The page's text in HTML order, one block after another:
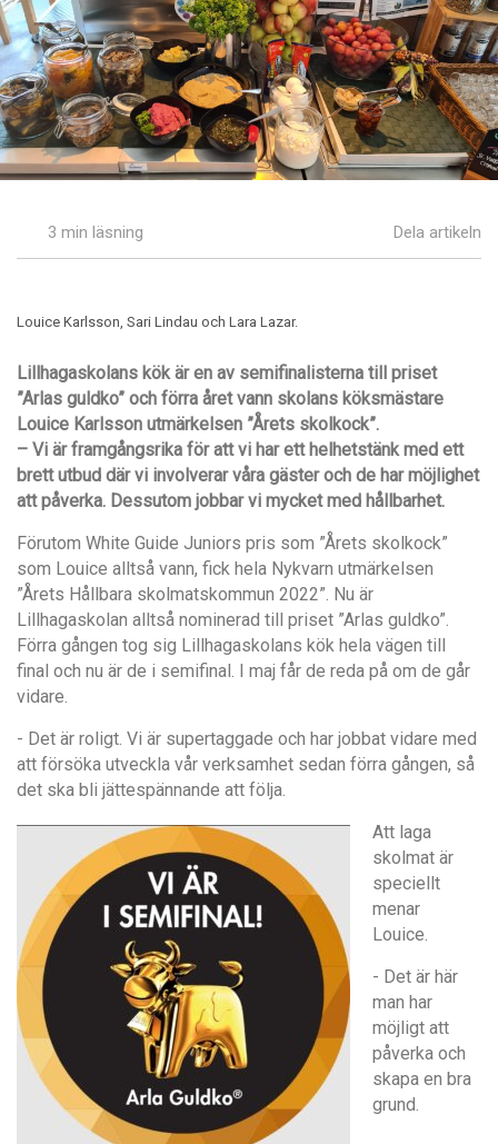
3 min läsning Dela artikeln
Louice Karlsson, Sari Lindau och Lara Lazar.
Lillhagaskolans kök är en av semifinalisterna till priset
”Arlas guldko” och förra året vann skolans köksmästare
Louice Karlsson utmärkelsen ”Årets skolkock”.
– Vi är framgångsrika för att vi har ett helhetstänk med ett
brett utbud där vi involverar våra gäster och de har möjlighet
att påverka. Dessutom jobbar vi mycket med hållbarhet.
Förutom White Guide Juniors pris som ”Årets skolkock”
som Louice alltså vann, fick hela Nykvarn utmärkelsen
”Årets Hållbara skolmatskommun 2022”. Nu är
Lillhagaskolan alltså nominerad till priset ”Arlas guldko”.
Förra gången tog sig Lillhagaskolans kök hela vägen till
final och nu är de i semifinal. I maj får de reda på om de går
vidare.
- Det är roligt. Vi är supertaggade och har jobbat vidare med
att försöka utveckla vår verksamhet sedan förra gången, så
det ska bli jättespännande att följa.
Att laga
skolmat är
speciellt
menar
Louice.
- Det är här
man har
möjligt att
påverka och
skapa en bra
grund.